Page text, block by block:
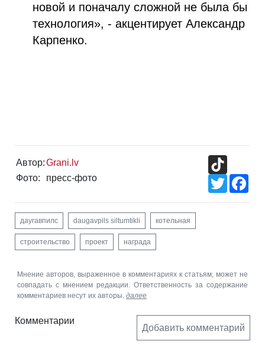
новой и поначалу сложной не была бы
технология», - акцентирует Александр
Карпенко.
Автор:Grani.lv
Фото:
пресс-фото
Twitter
даугавпилс daugavpils siltumtikli котельная
строительство проект награда
Мнение авторов, выраженное в комментариях к статьям, может не
совпадать с мнением редакции. Ответственность за содержание
комментариев несут их авторы. далее
Комментарии
Добавить комментарий